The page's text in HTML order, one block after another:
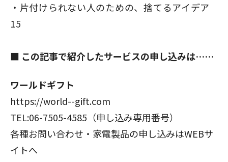
片付けられない人のための、捨てるアイデア
15
■ この記事で紹介したサービスの申し込みは……
ワールドギフト
https://world--gift.com
TEL:06-7505-4585（申し込み専用番号）
各種お問い合わせ・家電製品の申し込みはWEBサ
イトへ